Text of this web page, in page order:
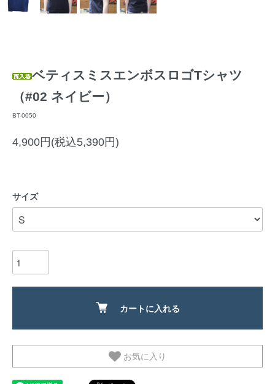
ベティスミスエンボスロゴTシャツ
（#02 ネイビー）
BT-0050
4,900円(税込5,390円)
サイズ
カートに入れる
お気に入り